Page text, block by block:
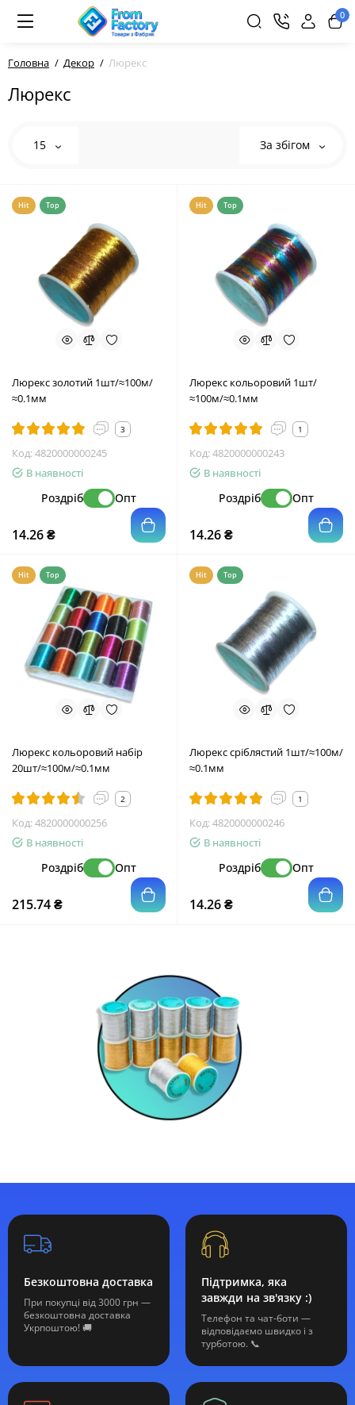
0
Головна Декор Люрекс
Люрекс
15 За збігом
Hit Top
Люрекс золотий 1шт/≈100м/
≈0.1мм
3
Код:4820000000245
В наявності
Роздріб Опт
14.26 ₴
Hit Top
Люрекс кольоровий 1шт/
≈100м/≈0.1мм
1
Код:4820000000243
В наявності
Роздріб Опт
14.26 ₴
Hit Top
Люрекс кольоровий набір
20шт/≈100м/≈0.1мм
2
Код:4820000000256
В наявності
Роздріб Опт
215.74 ₴
Hit Top
Люрекс сріблястий 1шт/≈100м/
≈0.1мм
1
Код:4820000000246
В наявності
Роздріб Опт
14.26 ₴
Безкоштовна доставка
При покупці від 3000 грн —
безкоштовна доставка
Укрпоштою! 🚚
Підтримка, яка
завжди на зв'язку :)
Телефон та чат-боти —
відповідаємо швидко і з
турботою. 📞